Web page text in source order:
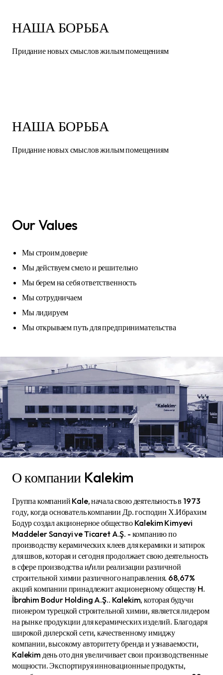
НАША БОРЬБА
Придание новых смыслов жилым помещениям
НАША БОРЬБА
Придание новых смыслов жилым помещениям
Our Values
Мы строим доверие
Мы действуем смело и решительно
Мы берем на себя ответственность
Мы сотрудничаем
Мы лидируем
Мы открываем путь для предпринимательства
О компании Kalekim
Группа компаний Kale, начала свою деятельность в 1973
году, когда основатель компании Др. господин Х.Ибрахим
Бодур создал акционерное общество Kalekim Kimyevi
Maddeler Sanayi ve Ticaret A.Ş. - компанию по
производству керамических клеев для керамики и затирок
для швов, которая и сегодня продолжает свою деятельность
в сфере производства и/или реализации различной
строительной химии различного направления. 68,67%
акций компании принадлежит акционерному обществу H.
İbrahim Bodur Holding A.Ş.. Kalekim, которая будучи
пионером турецкой строительной химии, является лидером
на рынке продукции для керамических изделий. Благодаря
широкой дилерской сети, качественному имиджу
компании, высокому авторитету бренда и узнаваемости,
Kalekim день ото дня увеличивает свои производственные
мощности. Экспортируя инновационные продукты,